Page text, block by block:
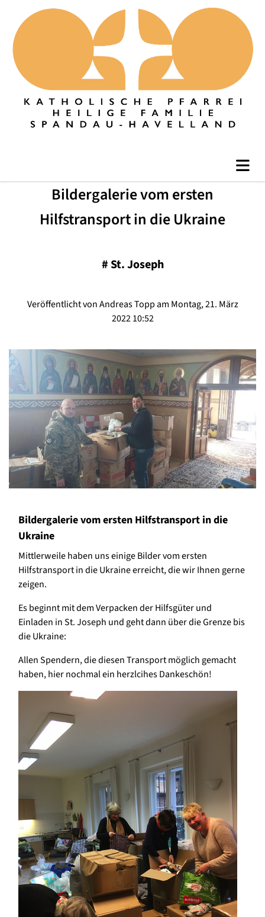
Bildergalerie vom ersten
Hilfstransport in die Ukraine
# St. Joseph
Veröffentlicht von Andreas Topp am Montag, 21. März
2022 10:52
Bildergalerie vom ersten Hilfstransport in die
Ukraine
Mittlerweile haben uns einige Bilder vom ersten
Hilfstransport in die Ukraine erreicht, die wir Ihnen gerne
zeigen.
Es beginnt mit dem Verpacken der Hilfsgüter und
Einladen in St. Joseph und geht dann über die Grenze bis
die Ukraine:
Allen Spendern, die diesen Transport möglich gemacht
haben, hier nochmal ein herzlcihes Dankeschön!